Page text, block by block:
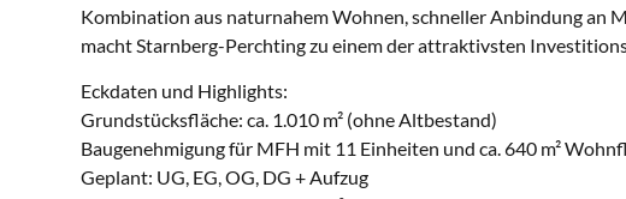
Kombination aus naturnahem Wohnen, schneller Anbindung an
macht Starnberg-Perchting zu einem der attraktivsten
Eckdaten und Highlights:
Grundstücksfläche: ca. 1.010 m² (ohne Altbestand)
Baugenehmigung für MFH mit 11 Einheiten und ca. 640 m²
Geplant: UG, EG, OG, DG + Aufzug